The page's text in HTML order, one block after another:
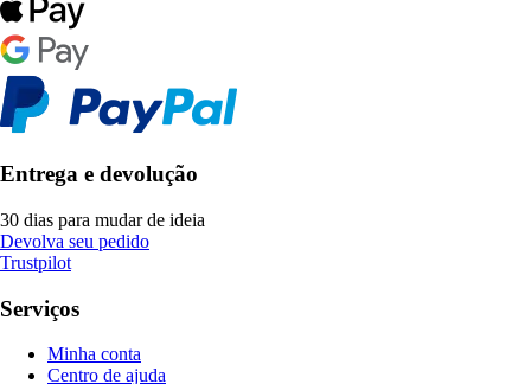
Entrega e devolução
30 dias para mudar de ideia
Devolva seu pedido
Trustpilot
Serviços
Minha conta
Centro de ajuda